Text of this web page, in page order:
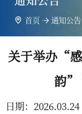
首页 通知公告
关于举办“
韵”
日期： 2026.03.24